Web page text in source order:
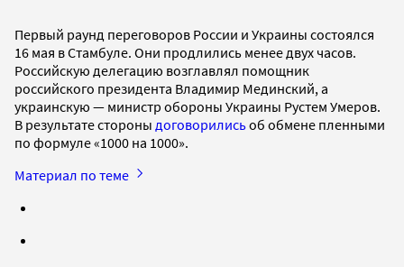
Первый раунд переговоров России и Украины состоялся
16 мая в Стамбуле. Они продлились менее двух часов.
Российскую делегацию возглавлял помощник
российского президента Владимир Мединский, а
украинскую — министр обороны Украины Рустем Умеров.
В результате стороны договорилисьоб обмене пленными
по формуле «1000 на 1000».
Материал по теме